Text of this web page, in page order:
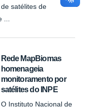
satélites de
...
Rede MapBiomas
homenageia
monitoramento por
satélites do INPE
O Instituto Nacional de